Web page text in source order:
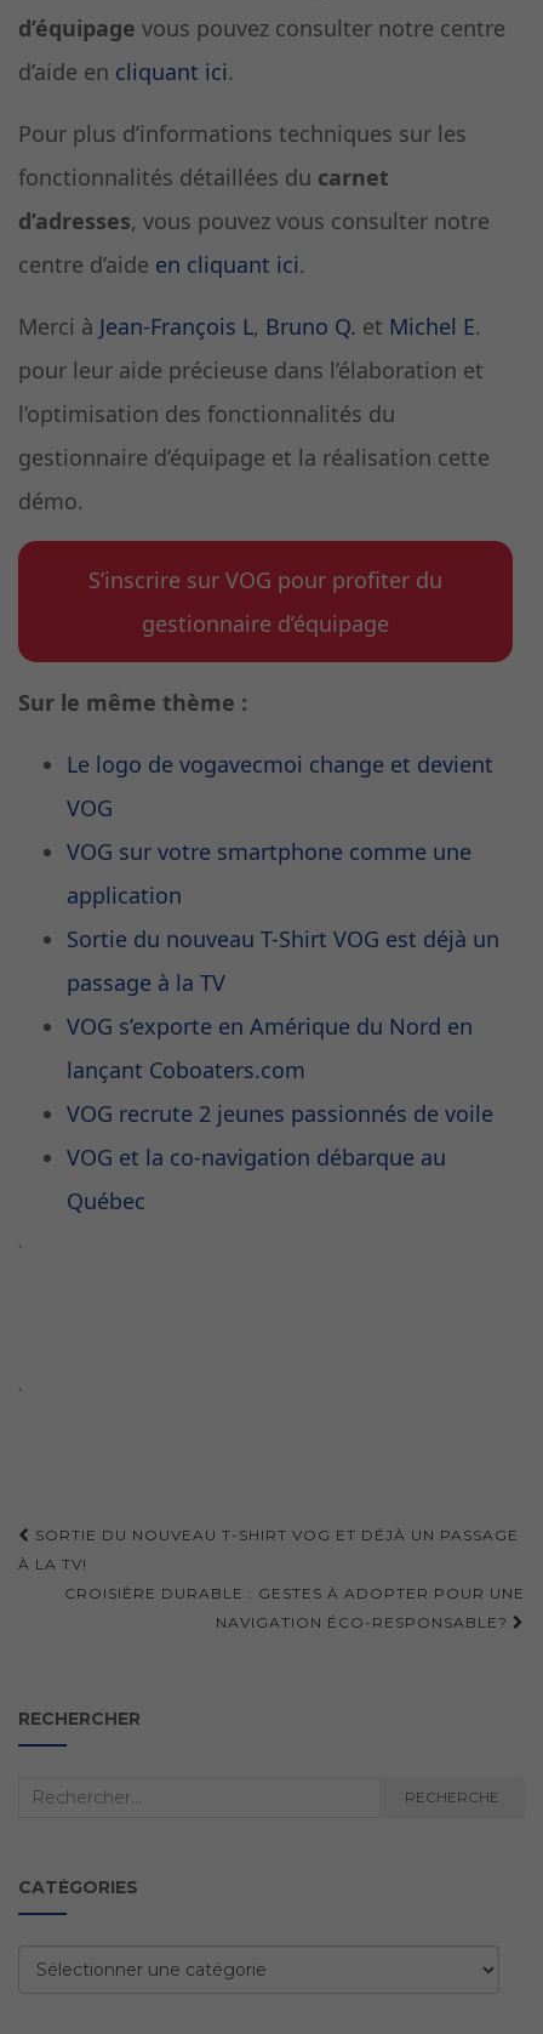
d’équipage vous pouvez consulter notre centre
d’aide en cliquant ici.
Pour plus d’informations techniques sur les
fonctionnalités détaillées du carnet
d’adresses, vous pouvez vous consulter notre
centre d’aide en cliquant ici.
Merci à Jean-François L, Bruno Q. et Michel E.
pour leur aide précieuse dans l’élaboration et
l’optimisation des fonctionnalités du
gestionnaire d’équipage et la réalisation cette
démo.
S’inscrire sur VOG pour profiter du
gestionnaire d’équipage
Sur le même thème :
Le logo de vogavecmoi change et devient
VOG
VOG sur votre smartphone comme une
application
Sortie du nouveau T-Shirt VOG est déjà un
passage à la TV
VOG s’exporte en Amérique du Nord en
lançant Coboaters.com
VOG recrute 2 jeunes passionnés de voile
VOG et la co-navigation débarque au
Québec
`
`
Navigation
d'article
SORTIE DU NOUVEAU T-SHIRT VOG ET DÉJÀ UN PASSAGE
À LA TV!
CROISIÈRE DURABLE : GESTES À ADOPTER POUR UNE
NAVIGATION ÉCO-RESPONSABLE?
RECHERCHER
Recherche
RECHERCHE
CATÉGORIES
Catégories